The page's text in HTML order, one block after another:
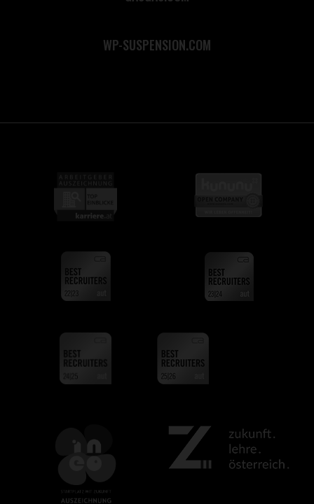
WP-SUSPENSION.COM